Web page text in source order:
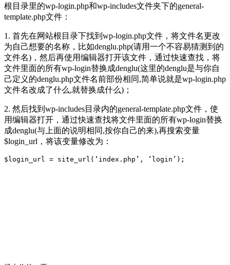
根目录里的wp-login.php和wp-includes文件夹下的general-
template.php文件：
1. 首先在网站根目录下找到wp-login.php文件，将文件名更改
为自己想要的名称，比如denglu.php(请用一个不容易猜测到的
文件名)，然后再使用编辑器打开该文件，通过快速查找，将
文件里面的所有wp-login替换成denglu(这里的denglu是与你自
己定义的denglu.php文件名前部份相同,简单说就是wp-login.php
文件名改成了什么,就替换成什么)；
2. 然后找到wp-includes目录内的general-template.php文件，使
用编辑器打开，通过快速查找将文件里面的所有wp-login替换
成denglu(与上面的说明相同,按你自己的来),再搜索变量
$login_url，将该变量修改为：